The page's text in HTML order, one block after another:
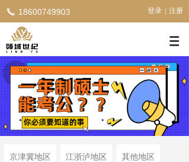
18600749903 登录 注册
京津冀地区 江浙泸地区 其他地区